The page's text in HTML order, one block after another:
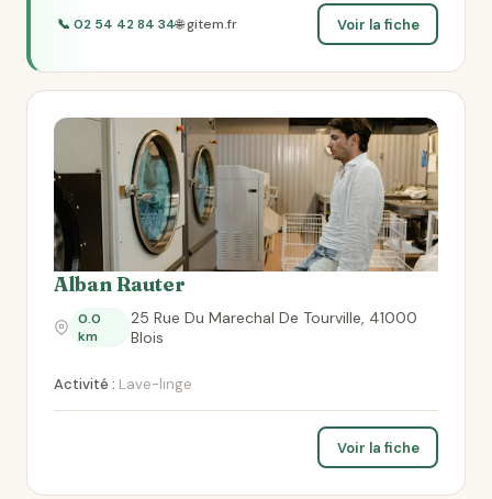
📞 02 54 42 84 34🌐 gitem.fr Voir la fiche
Alban Rauter
0.0
km
25 Rue Du Marechal De Tourville, 41000
Blois
Activité : Lave-linge
Voir la fiche